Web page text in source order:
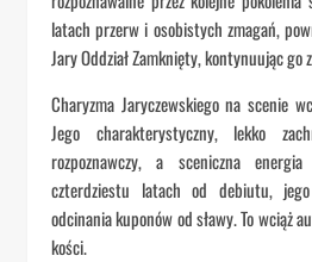
latach przerw i osobistych zmagań,
Jary Oddział Zamknięty, kontynuując go
Charyzma Jaryczewskiego na scenie
Jego charakterystyczny, lekko
rozpoznawczy, a sceniczna
czterdziestu latach od debiutu,
odcinania kuponów od sławy. To wciąż
kości.